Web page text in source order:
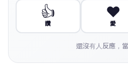
👍
讚
❤️
愛
還沒有人反應，